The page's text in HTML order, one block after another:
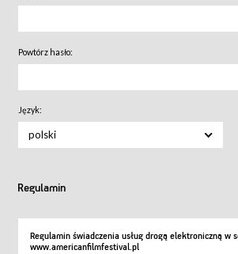
Powtórz hasło:
Język:
polski
Regulamin
Regulamin świadczenia usług drogą elektroniczną w
www.americanfilmfestival.pl